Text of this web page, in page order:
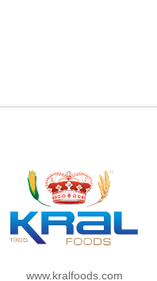
www.kralfoods.com